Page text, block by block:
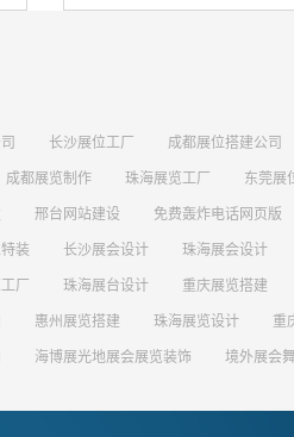
长沙展位工厂 成都展位搭建公司
成都展览制作 珠海展览工厂 东莞展
邢台网站建设 免费轰炸电话网页版
装 长沙展会设计 珠海展会设计
厂 珠海展台设计 重庆展览搭建
惠州展览搭建 珠海展览设计 重
海博展光地展会展览装饰 境外展会